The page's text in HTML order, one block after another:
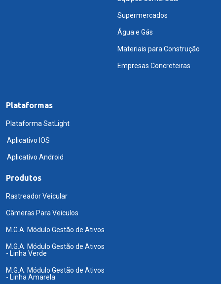
Supermercados
Água e Gás
Materiais para Construção
Empresas Concreteiras
Plataformas
Plataforma SatLight
Aplicativo IOS
Aplicativo Android
Produtos
Rastreador Veicular
Câmeras Para Veiculos
M.G.A. Módulo Gestão de Ativos
M.G.A. Módulo Gestão de Ativos
- Linha Verde
M.G.A. Módulo Gestão de Ativos
- Linha Amarela